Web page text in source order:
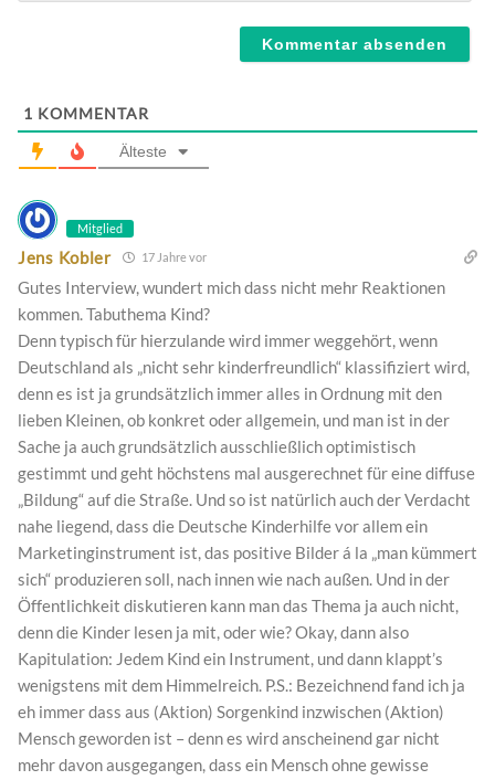
1 KOMMENTAR
Älteste
Mitglied
Jens Kobler 17 Jahre vor
Gutes Interview, wundert mich dass nicht mehr Reaktionen
kommen. Tabuthema Kind?
Denn typisch für hierzulande wird immer weggehört, wenn
Deutschland als „nicht sehr kinderfreundlich“ klassifiziert wird,
denn es ist ja grundsätzlich immer alles in Ordnung mit den
lieben Kleinen, ob konkret oder allgemein, und man ist in der
Sache ja auch grundsätzlich ausschließlich optimistisch
gestimmt und geht höchstens mal ausgerechnet für eine diffuse
„Bildung“ auf die Straße. Und so ist natürlich auch der Verdacht
nahe liegend, dass die Deutsche Kinderhilfe vor allem ein
Marketinginstrument ist, das positive Bilder á la „man kümmert
sich“ produzieren soll, nach innen wie nach außen. Und in der
Öffentlichkeit diskutieren kann man das Thema ja auch nicht,
denn die Kinder lesen ja mit, oder wie? Okay, dann also
Kapitulation: Jedem Kind ein Instrument, und dann klappt’s
wenigstens mit dem Himmelreich. P.S.: Bezeichnend fand ich ja
eh immer dass aus (Aktion) Sorgenkind inzwischen (Aktion)
Mensch geworden ist – denn es wird anscheinend gar nicht
mehr davon ausgegangen, dass ein Mensch ohne gewisse